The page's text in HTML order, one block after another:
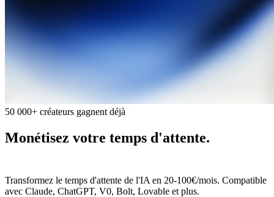
50 000+ créateurs gagnent déjà
Monétisez votre temps d'attente.
Transformez le temps d'attente de l'IA en 20-100€/mois. Compatible
avec Claude, ChatGPT, V0, Bolt, Lovable et plus.